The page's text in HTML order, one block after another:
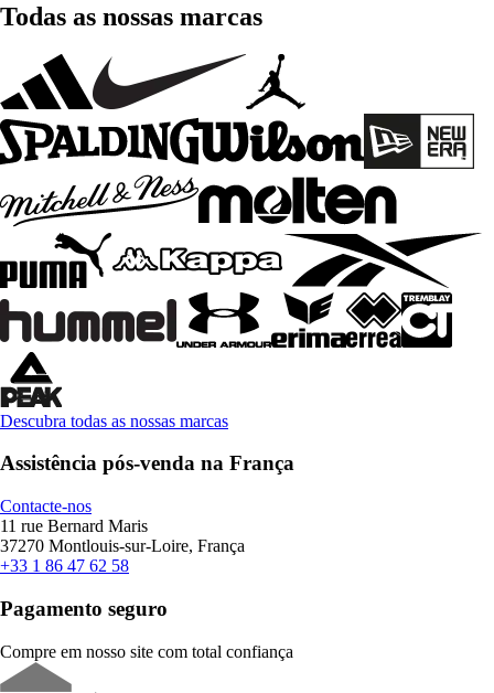
Todas as nossas marcas
Descubra todas as nossas marcas
Assistência pós-venda na França
Contacte-nos
11 rue Bernard Maris
37270 Montlouis-sur-Loire, França
+33 1 86 47 62 58
Pagamento seguro
Compre em nosso site com total confiança